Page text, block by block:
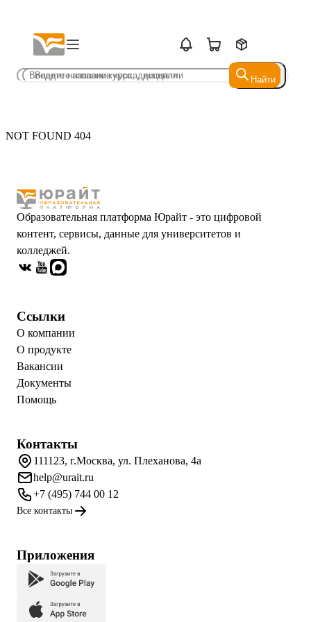
Найти
Найти
NOT FOUND 404
Образовательная платформа Юрайт - это цифровой
контент, сервисы, данные для университетов и
колледжей.
Ссылки
О компании
О продукте
Вакансии
Документы
Помощь
Контакты
111123, г.Москва, ул. Плеханова, 4а
help@urait.ru
+7 (495) 744 00 12
Все контакты
Приложения